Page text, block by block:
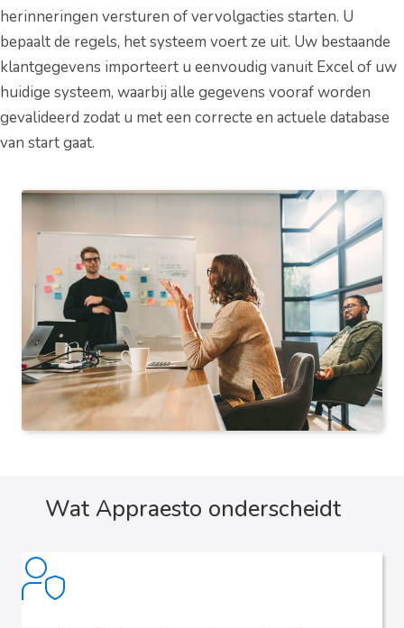
herinneringen versturen of vervolgacties starten. U
bepaalt de regels, het systeem voert ze uit. Uw bestaande
klantgegevens importeert u eenvoudig vanuit Excel of uw
huidige systeem, waarbij alle gegevens vooraf worden
gevalideerd zodat u met een correcte en actuele database
van start gaat.
Wat Appraesto onderscheidt